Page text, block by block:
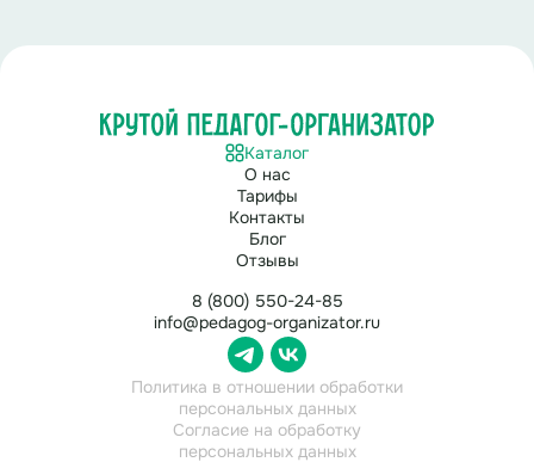
Каталог
О нас
Тарифы
Контакты
Блог
Отзывы
8 (800) 550-24-85
info@pedagog-organizator.ru
Политика в отношении обработки
персональных данных
Согласие на обработку
персональных данных